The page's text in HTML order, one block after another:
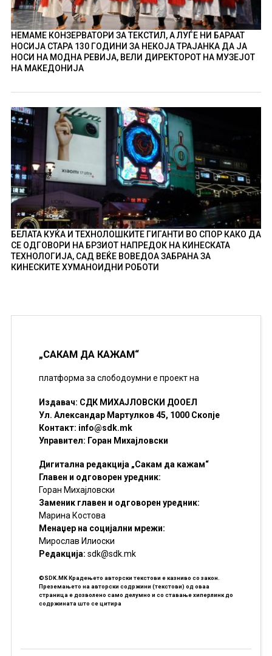
НЕМАМЕ КОНЗЕРВАТОРИ ЗА ТЕКСТИЛ, А ЛУЃЕ НИ БАРААТ
НОСИЈА СТАРА 130 ГОДИНИ ЗА НЕКОЈА ТРАЈАНКА ДА ЈА
НОСИ НА МОДНА РЕВИЈА, ВЕЛИ ДИРЕКТОРОТ НА МУЗЕЈОТ
НА МАКЕДОНИЈА
БЕЛАТА КУЌА И ТЕХНОЛОШКИТЕ ГИГАНТИ ВО СПОР КАКО ДА
СЕ ОДГОВОРИ НА БРЗИОТ НАПРЕДОК НА КИНЕСКАТА
ТЕХНОЛОГИЈА, САД ВЕЌЕ ВОВЕДОА ЗАБРАНА ЗА
КИНЕСКИТЕ ХУМАНОИДНИ РОБОТИ
„САКАМ ДА КАЖАМ“
платформа за слободоумни е проект на
Издавач: СДК МИХАЈЛОВСКИ ДООЕЛ
Ул. Александар Мартулков 45, 1000 Скопје
Контакт: info@sdk.mk
Управител: Горан Михајловски
Дигитална редакција „Сакам да кажам“
Главен и одговорен уредник:
Горан Михајловски
Заменик главен и одговорен уредник:
Марина Костова
Менаџер на социјални мрежи:
Мирослав Илиоски
Редакцијa: sdk@sdk.mk
©SDK.MK Крадењето авторски текстови е казниво со закон.
Преземањето на авторски содржини (текстови) од оваа
страница е дозволено само делумно и со ставање хиперлинк до
содржината што се цитира